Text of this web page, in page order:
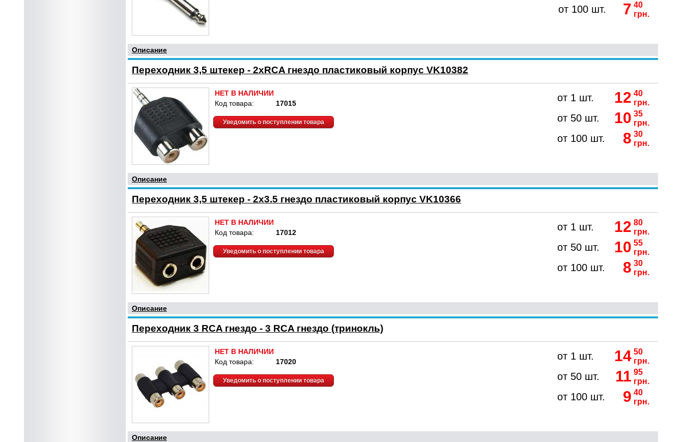
от 100 шт. 7 40
грн.
Описание
Переходник 3,5 штекер - 2xRCA гнездо пластиковый корпус VK10382
НЕТ В НАЛИЧИИ
Код товара:
17015
Уведомить о поступлении товара
от 1 шт. 12 40
грн.
от 50 шт. 10 35
грн.
от 100 шт. 8 30
грн.
Описание
Переходник 3,5 штекер - 2x3.5 гнездо пластиковый корпус VK10366
НЕТ В НАЛИЧИИ
Код товара:
17012
Уведомить о поступлении товара
от 1 шт. 12 80
грн.
от 50 шт. 10 55
грн.
от 100 шт. 8 30
грн.
Описание
Переходник 3 RCA гнездо - 3 RCA гнездо (тринокль)
НЕТ В НАЛИЧИИ
Код товара:
17020
Уведомить о поступлении товара
от 1 шт. 14 50
грн.
от 50 шт. 11 95
грн.
от 100 шт. 9 40
грн.
Описание